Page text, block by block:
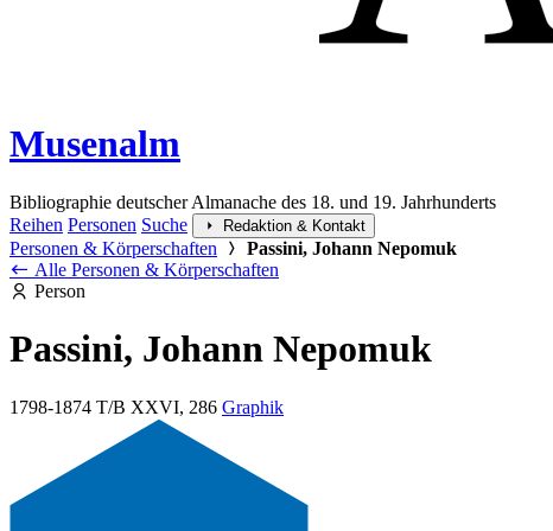
Musenalm
Bibliographie deutscher Almanache des 18. und 19. Jahrhunderts
Reihen Personen Suche Redaktion & Kontakt
Personen & Körperschaften
Passini, Johann Nepomuk
Alle Personen & Körperschaften
Person
Passini, Johann Nepomuk
1798-1874 T/B XXVI, 286 Graphik